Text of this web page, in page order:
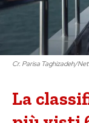
Cr. Parisa Taghizadeh/
La